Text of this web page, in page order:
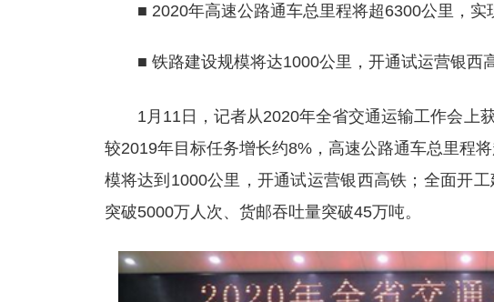
■ 2020年高速公路通车总里程将超6300公里，实
■ 铁路建设规模将达1000公里，开通试运营银西
1月11日，记者从2020年全省交通运输工作会上获
较2019年目标任务增长约8%，高速公路通车总里程
模将达到1000公里，开通试运营银西高铁；全面开
突破5000万人次、货邮吞吐量突破45万吨。